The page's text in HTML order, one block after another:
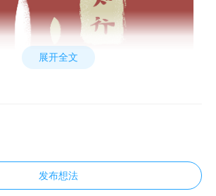
加入我们
展开全文
发布想法